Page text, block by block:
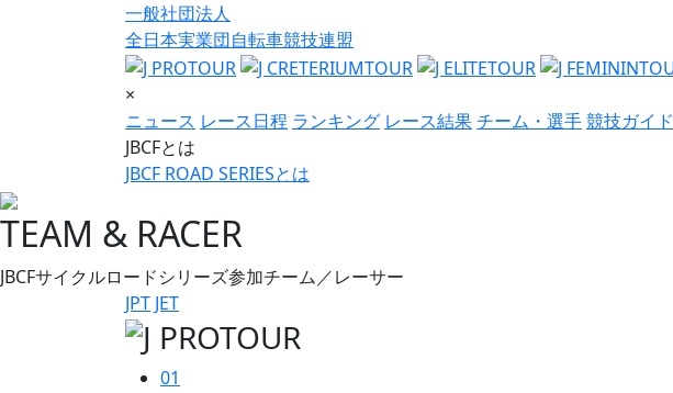
一般社団法人
全日本実業団自転車競技連盟
×
ニュース レース日程 ランキング レース結果チーム・選手競技ガイド
JBCFとは
JBCF ROAD SERIESとは
TEAM & RACER
JBCFサイクルロードシリーズ参加チーム／レーサー
JPT JET
01